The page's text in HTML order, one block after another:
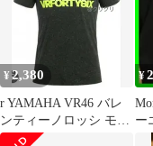
¥2,380
r YAMAHA VR46 バレ
ンティーノロッシ モン
スターエナジー Tシャ
¥
ー